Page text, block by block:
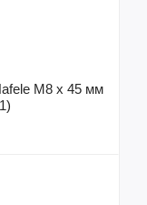
М8 х 45 мм